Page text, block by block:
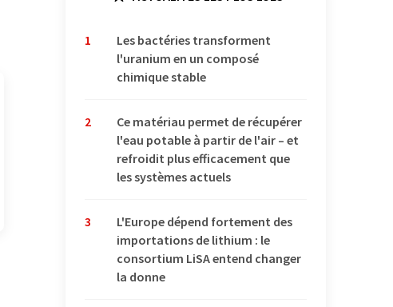
1
Les bactéries transforment
l'uranium en un composé
chimique stable
2
Ce matériau permet de récupérer
l'eau potable à partir de l'air – et
refroidit plus efficacement que
les systèmes actuels
3
L'Europe dépend fortement des
importations de lithium : le
consortium LiSA entend changer
la donne